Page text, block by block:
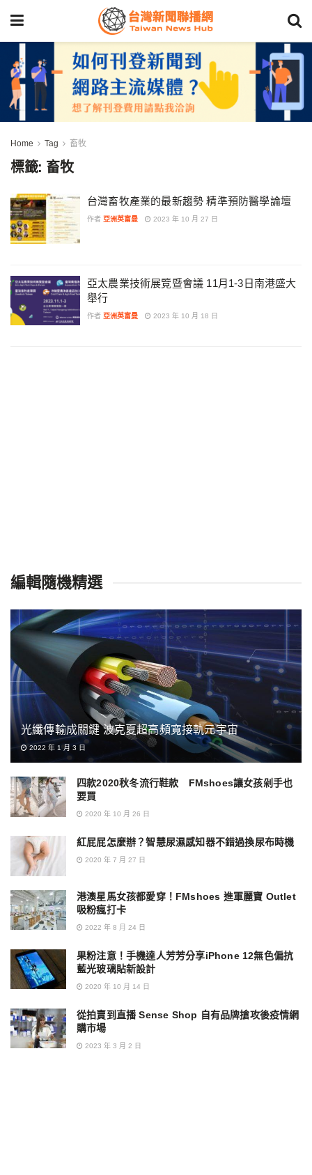
Home Tag 畜牧
標籤: 畜牧
台灣畜牧產業的最新趨勢 精準預防醫學論壇
作者 亞洲英富曼 2023 年 10 月 27 日
亞太農業技術展覽暨會議 11月1-3日南港盛大
舉行
作者 亞洲英富曼 2023 年 10 月 18 日
編輯隨機精選
光纖傳輸成關鍵 波克夏超高頻寬接軌元宇宙
2022 年 1 月 3 日
四款2020秋冬流行鞋款 FMshoes讓女孩剁手也
要買
2020 年 10 月 26 日
紅屁屁怎麼辦？智慧尿濕感知器不錯過換尿布時機
2020 年 7 月 27 日
港澳星馬女孩都愛穿！FMshoes 進軍麗寶 Outlet
吸粉瘋打卡
2022 年 8 月 24 日
果粉注意！手機達人芳芳分享iPhone 12無色偏抗
藍光玻璃貼新設計
2020 年 10 月 14 日
從拍賣到直播 Sense Shop 自有品牌搶攻後疫情網
購市場
2023 年 3 月 2 日